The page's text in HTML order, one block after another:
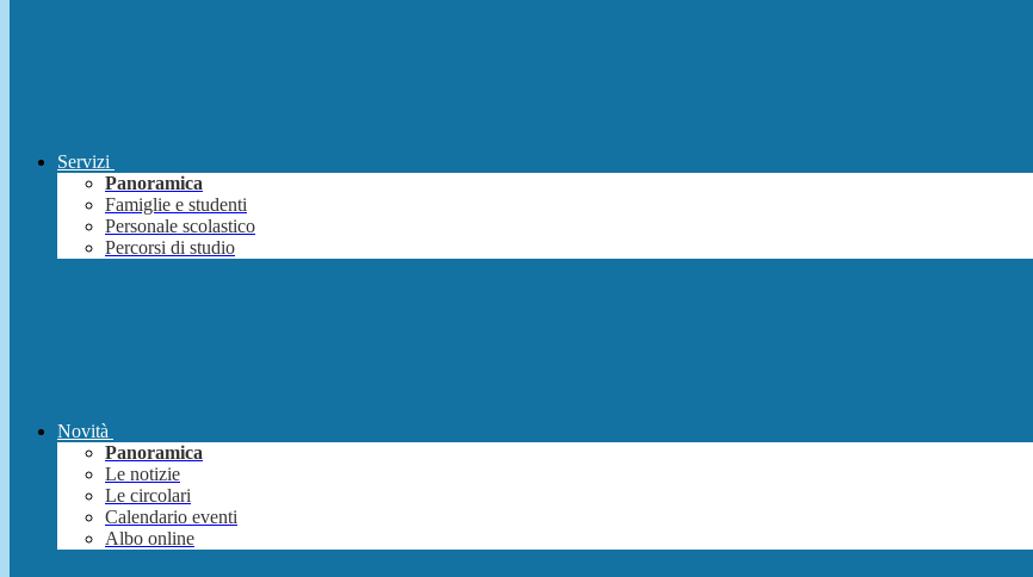
Servizi
Panoramica
Famiglie e studenti
Personale scolastico
Percorsi di studio
Novità
Panoramica
Le notizie
Le circolari
Calendario eventi
Albo online